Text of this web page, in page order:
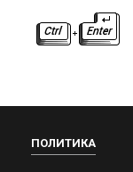
ПОЛИТИКА